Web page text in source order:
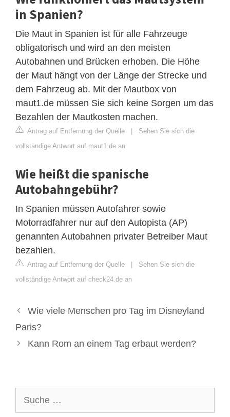
in Spanien?
Die Maut in Spanien ist für alle Fahrzeuge
obligatorisch und wird an den meisten
Autobahnen und Brücken erhoben. Die Höhe
der Maut hängt von der Länge der Strecke und
dem Fahrzeug ab. Mit der Mautbox von
maut1.de müssen Sie sich keine Sorgen um das
Bezahlen der Mautkosten machen.
Antrag auf Entfernung der Quelle | Sehen Sie sich die
vollständige Antwort auf maut1.de an
Wie heißt die spanische
Autobahngebühr?
In Spanien müssen Autofahrer sowie
Motorradfahrer nur auf den Autopista (AP)
genannten Autobahnen privater Betreiber Maut
bezahlen.
Antrag auf Entfernung der Quelle | Sehen Sie sich die
vollständige Antwort auf check24.de an
Wie viele Menschen pro Tag im Disneyland
Paris?
Kann Rom an einem Tag erbaut werden?
nach: